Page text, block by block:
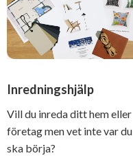
Inredningshjälp
Vill du inreda ditt hem eller
företag men vet inte var du
ska börja?